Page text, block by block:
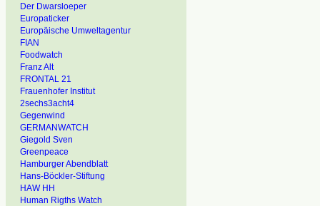
Der Dwarsloeper
Europaticker
Europäische Umweltagentur
FIAN
Foodwatch
Franz Alt
FRONTAL 21
Frauenhofer Institut
2sechs3acht4
Gegenwind
GERMANWATCH
Giegold Sven
Greenpeace
Hamburger Abendblatt
Hans-Böckler-Stiftung
HAW HH
Human Rigths Watch